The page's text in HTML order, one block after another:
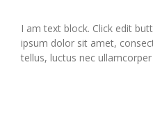
I am text block. Click edit
ipsum dolor sit amet,
tellus, luctus nec